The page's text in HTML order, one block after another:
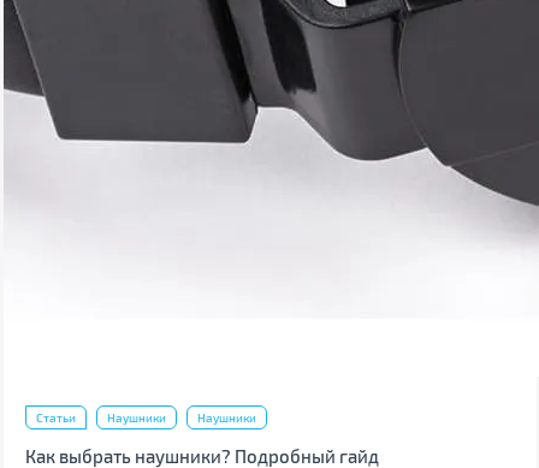
Статьи Наушники Наушники
Как выбрать наушники? Подробный гайд